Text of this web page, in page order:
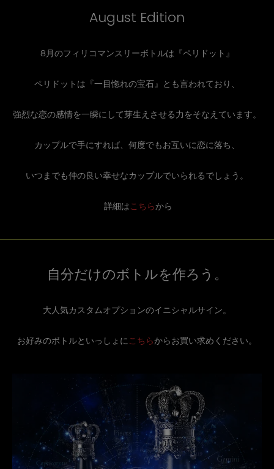
August Edition
8月のフィリコマンスリーボトルは『ペリドット』
ペリドットは『一目惚れの宝石』とも言われており、
強烈な恋の感情を一瞬にして芽生えさせる力をそなえています。
カップルで手にすれば、何度でもお互いに恋に落ち、
いつまでも仲の良い幸せなカップルでいられるでしょう。
詳細はこちらから
自分だけのボトルを作ろう。
大人気カスタムオプションのイニシャルサイン。
お好みのボトルといっしょにこちらからお買い求めください。